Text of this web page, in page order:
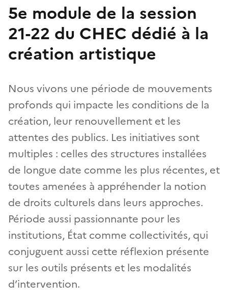
5e module de la session
21-22 du CHEC dédié à la
création artistique
Nous vivons une période de mouvements
profonds qui impacte les conditions de la
création, leur renouvellement et les
attentes des publics. Les initiatives sont
multiples : celles des structures installées
de longue date comme les plus récentes, et
toutes amenées à appréhender la notion
de droits culturels dans leurs approches.
Période aussi passionnante pour les
institutions, État comme collectivités, qui
conjuguent aussi cette réflexion présente
sur les outils présents et les modalités
d’intervention.